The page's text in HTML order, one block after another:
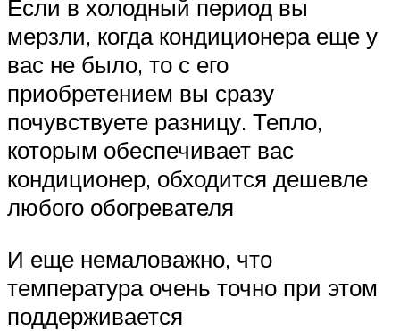
Если в холодный период вы
мерзли, когда кондиционера еще у
вас не было, то с его
приобретением вы сразу
почувствуете разницу. Тепло,
которым обеспечивает вас
кондиционер, обходится дешевле
любого обогревателя
И еще немаловажно, что
температура очень точно при этом
поддерживается